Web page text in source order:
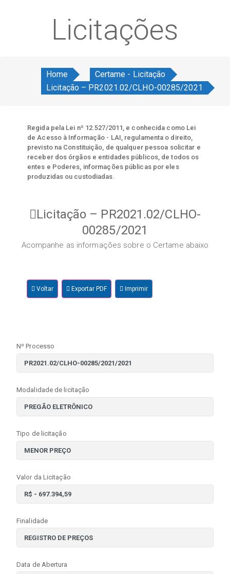
Licitações
Home
Certame - Licitação
Licitação – PR2021.02/CLHO-00285/2021
Regida pela Lei nº 12.527/2011, e conhecida como Lei
de Acesso à Informação - LAI, regulamenta o direito,
previsto na Constituição, de qualquer pessoa solicitar e
receber dos órgãos e entidades públicos, de todos os
entes e Poderes, informações públicas por eles
produzidas ou custodiadas.
Licitação – PR2021.02/CLHO-
00285/2021
Acompanhe as informações sobre o Certame abaixo
Voltar Exportar PDF Imprimir
Nº Processo
Modalidade de licitação
Tipo de licitação
Valor da Licitação
Finalidade
Data de Abertura